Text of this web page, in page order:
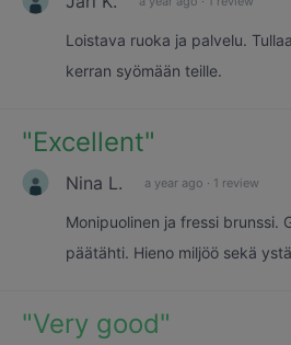
Loistava ruoka ja palvelu.
kerran syömään teille.
"Excellent"
Nina L. a year ago · 1 review
Monipuolinen ja fressi brunssi.
päätähti. Hieno miljöö sekä
"Very good"